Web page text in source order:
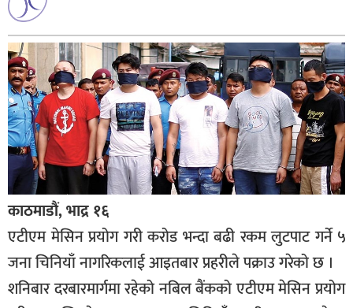
काठमाडौं, भाद्र १६
एटीएम मेसिन प्रयोग गरी करोड भन्दा बढी रकम लुटपाट गर्ने ५
जना चिनियाँ नागरिकलाई आइतबार प्रहरीले पक्राउ गरेको छ ।
शनिबार दरबारमार्गमा रहेको नबिल बैंकको एटीएम मेसिन प्रयोग